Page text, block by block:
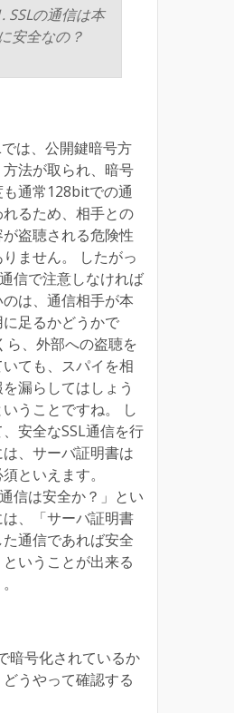
SSLの通信は本
安全なの？
では、公開鍵暗号方
法が取られ、暗号
通常128bitでの通
るため、相手との
盗聴される危険性
ません。 したがっ
信で注意しなければ
は、通信相手が本
足るかどうかで
ら、外部への盗聴を
ても、スパイを相
漏らしてはしょう
うことですね。 し
安全なSSL通信を行
は、サーバ証明書は
といえます。
通信は安全か？」とい
は、「サーバ証明書
た通信であれば安全
いうことが出来る
暗号化されているか
うやって確認する